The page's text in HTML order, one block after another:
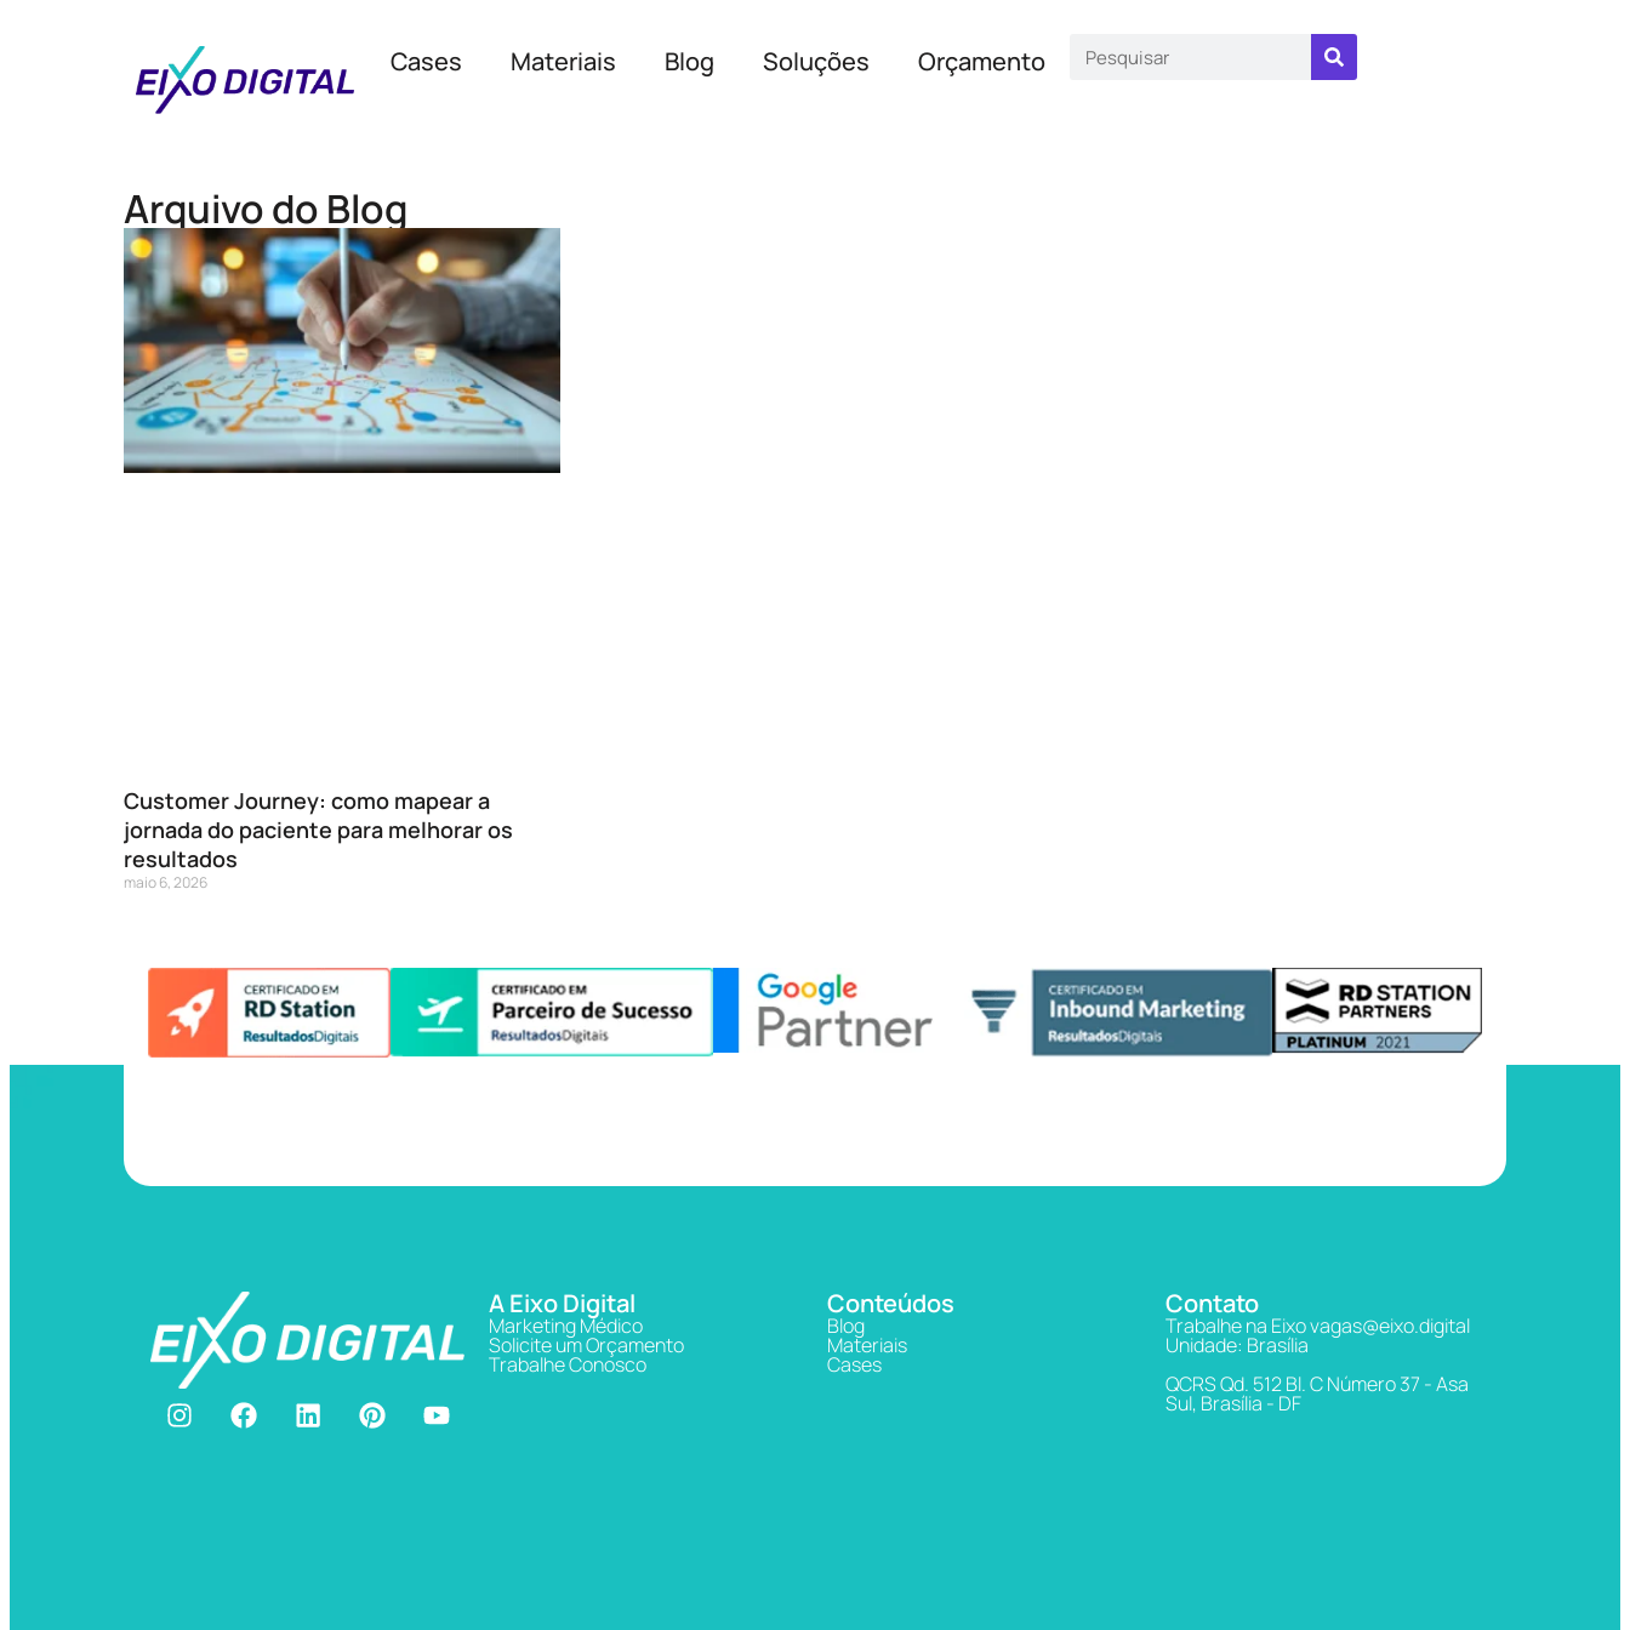
Cases Materiais Blog Soluções Orçamento
Arquivo do Blog
Customer Journey: como mapear a
jornada do paciente para melhorar os
resultados
maio 6, 2026
A Eixo Digital
Marketing Médico
Solicite um Orçamento
Trabalhe Conosco
Conteúdos
Blog
Materiais
Cases
Contato
Trabalhe na Eixo vagas@eixo.digital
Unidade: Brasília
QCRS Qd. 512 Bl. C Número 37 - Asa
Sul, Brasília - DF